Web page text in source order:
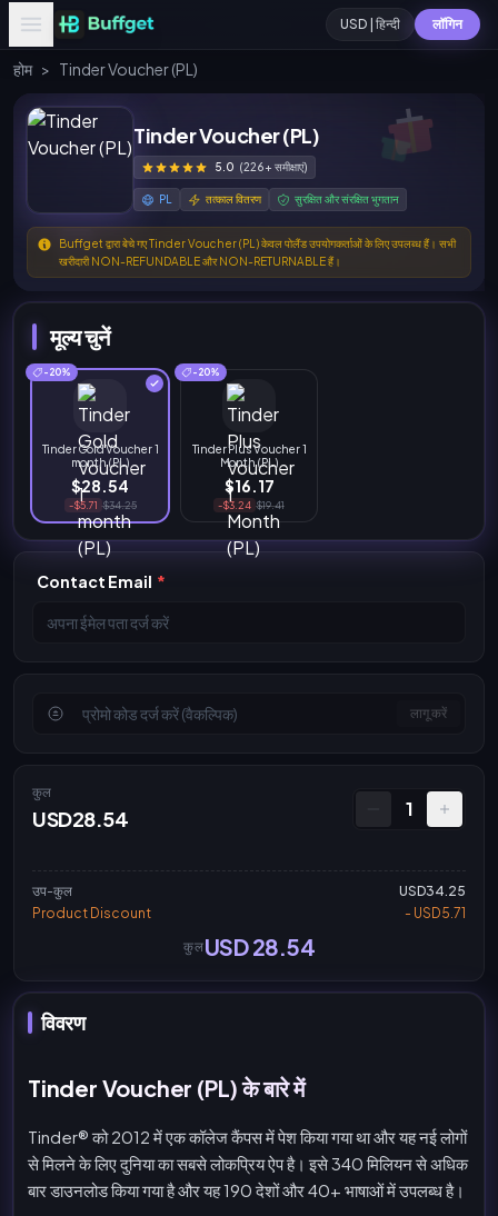
USD | हिन्दी लॉगिन
होम > Tinder Voucher (PL)
Tinder Voucher (PL)
5.0 (226+ समीक्षाएं)
PL तत्काल वितरण सुरक्षित और संरक्षित भुगतान
Buffget द्वारा बेचे गए Tinder Voucher (PL) केवल पोलैंड उपयोगकर्ताओं के लिए उपलब्ध हैं। सभी
खरीदारी NON-REFUNDABLE और NON-RETURNABLE हैं।
मूल्य चुनें
-20%
Tinder Gold Voucher 1
month (PL)
$28.54
-$5.71 $34.25
-20%
Tinder Plus Voucher 1
Month (PL)
$16.17
-$3.24 $19.41
Contact Email *
लागू करें
कुल
USD28.54 1
उप-कुल
USD34.25
Product Discount
- USD5.71
कुलUSD 28.54
विवरण
Tinder Voucher (PL) के बारे में
Tinder® को 2012 में एक कॉलेज कैंपस में पेश किया गया था और यह नई लोगों
से मिलने के लिए दुनिया का सबसे लोकप्रिय ऐप है। इसे 340 मिलियन से अधिक
बार डाउनलोड किया गया है और यह 190 देशों और 40+ भाषाओं में उपलब्ध है।